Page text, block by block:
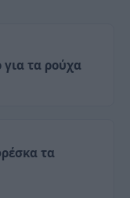
για τα ρούχα
τα